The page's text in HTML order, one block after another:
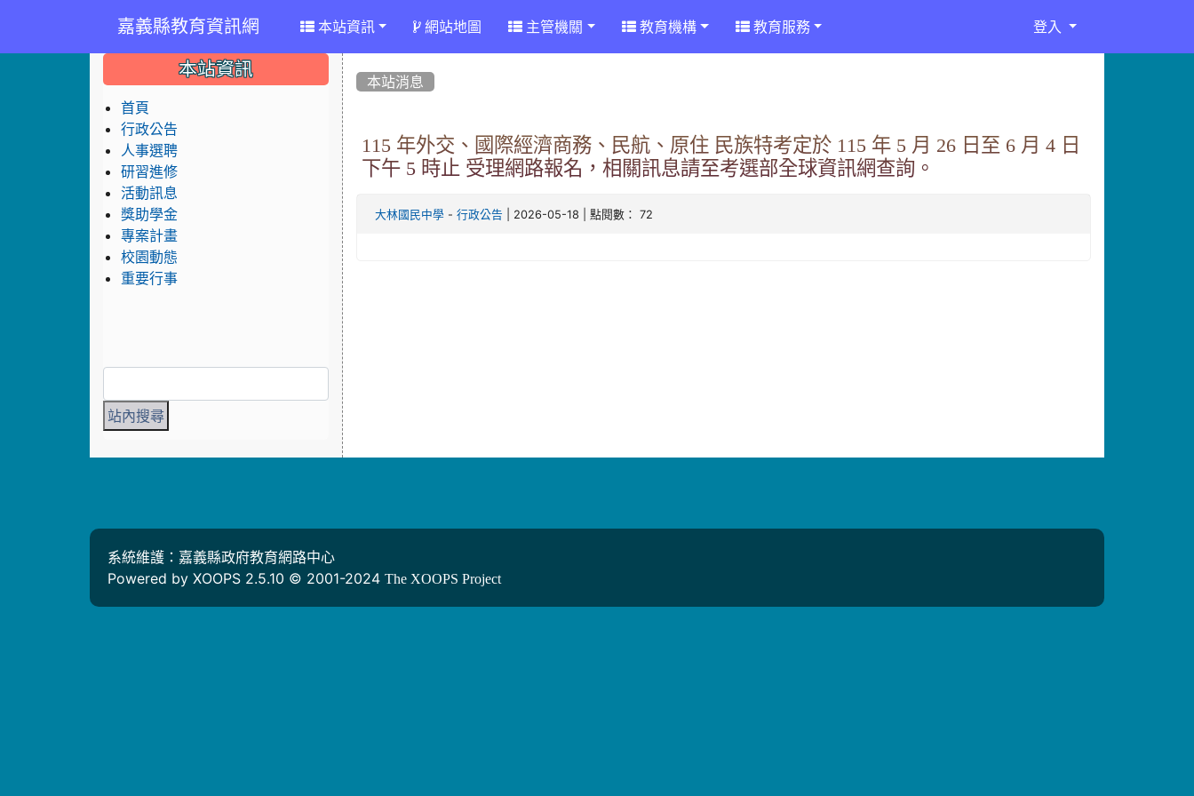
嘉義縣教育資訊網 本站資訊 網站地圖 主管機關 教育機構 教育服務 登入
本站消息
115 年外交、國際經濟商務、民航、原住 民族特考定於 115 年 5 月 26 日至 6 月 4 日
下午 5 時止 受理網路報名，相關訊息請至考選部全球資訊網查詢。
大林國民中學 -行政公告 | 2026-05-18 | 點閱數： 72
::: 本站資訊
首頁
行政公告
人事選聘
研習進修
活動訊息
獎助學金
專案計畫
校園動態
重要行事
系統維護：嘉義縣政府教育網路中心
Powered by XOOPS 2.5.10 © 2001-2024 The XOOPS Project